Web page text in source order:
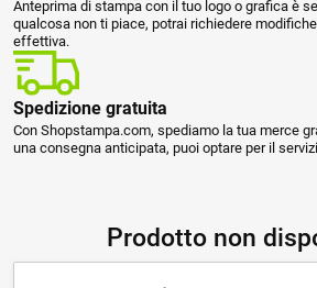
Anteprima di stampa con il tuo logo o grafica è
qualcosa non ti piace, potrai richiedere
effettiva.
Spedizione gratuita
Con Shopstampa.com, spediamo la tua merce
una consegna anticipata, puoi optare per il
Prodotto non